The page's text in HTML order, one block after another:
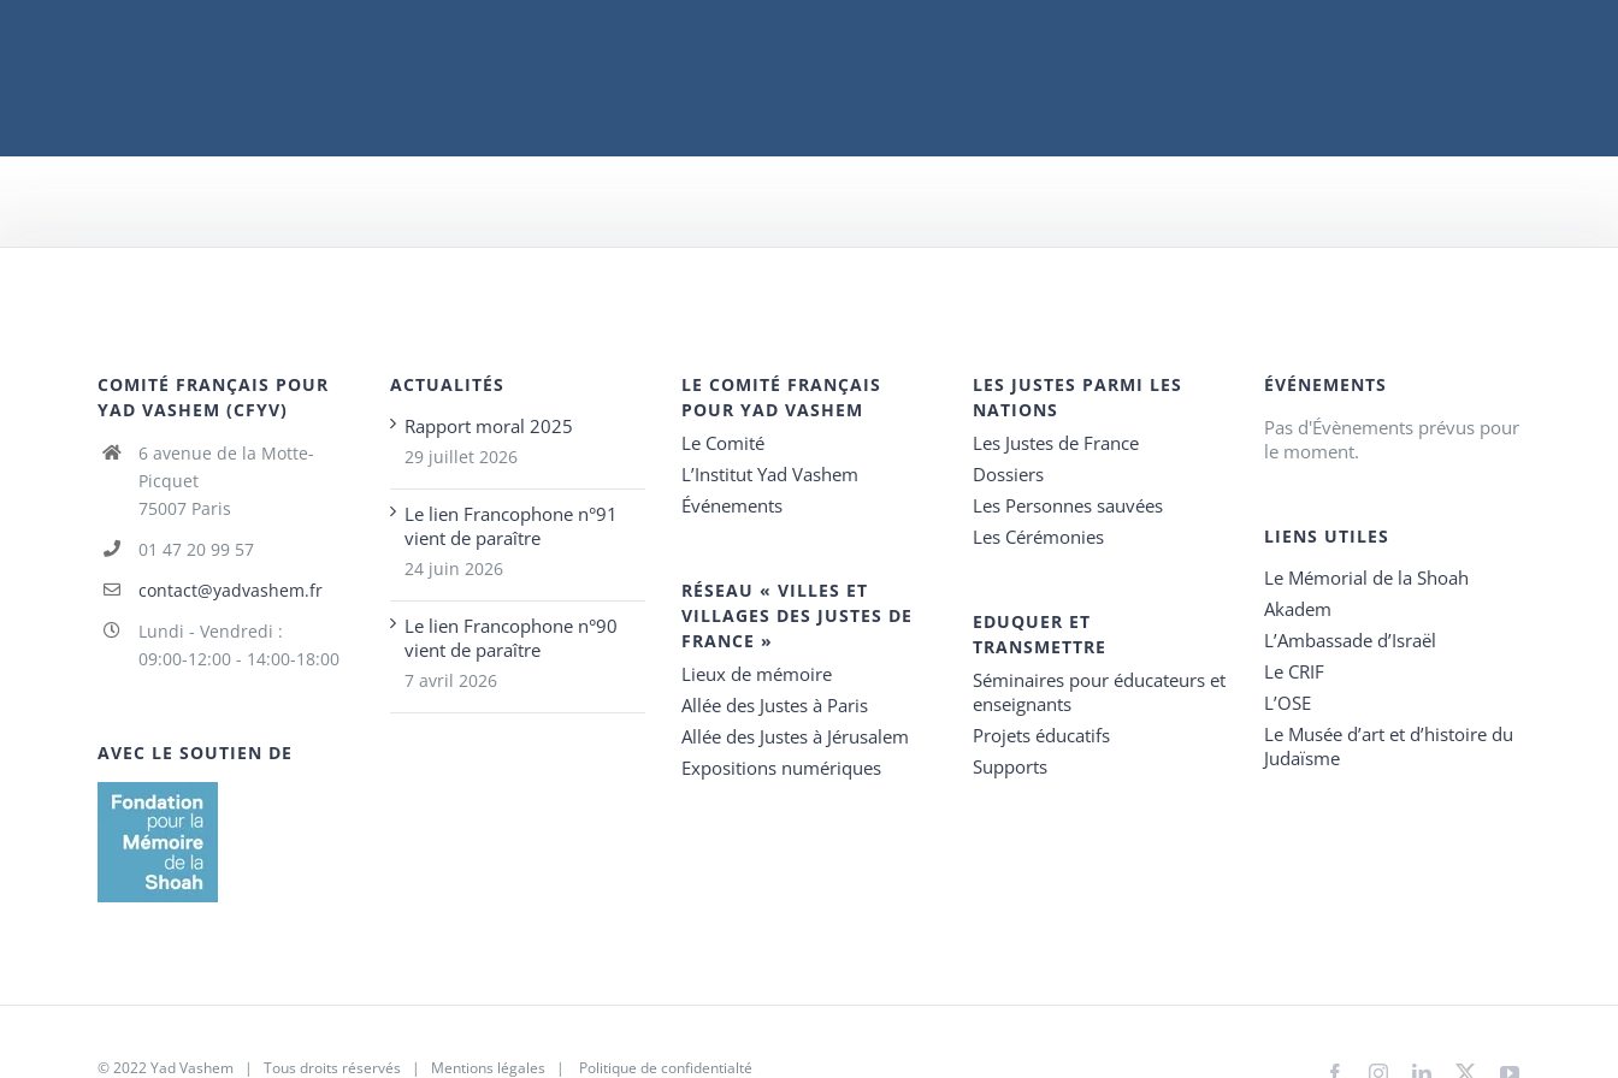
COMITÉ FRANÇAIS POUR
YAD VASHEM (CFYV)
6 avenue de la Motte-
Picquet
75007 Paris
01 47 20 99 57
contact@yadvashem.fr
Lundi - Vendredi :
09:00-12:00 - 14:00-18:00
AVEC LE SOUTIEN DE
ACTUALITÉS
Rapport moral 2025
29 juillet 2026
Le lien Francophone n°91
vient de paraître
24 juin 2026
Le lien Francophone n°90
vient de paraître
7 avril 2026
LE COMITÉ FRANÇAIS
POUR YAD VASHEM
Le Comité
L’Institut Yad Vashem
Événements
RÉSEAU « VILLES ET
VILLAGES DES JUSTES DE
FRANCE »
Lieux de mémoire
Allée des Justes à Paris
Allée des Justes à Jérusalem
Expositions numériques
LES JUSTES PARMI LES
NATIONS
Les Justes de France
Dossiers
Les Personnes sauvées
Les Cérémonies
EDUQUER ET
TRANSMETTRE
Séminaires pour éducateurs et
enseignants
Projets éducatifs
Supports
ÉVÉNEMENTS
Pas d'Évènements prévus pour
le moment.
LIENS UTILES
Le Mémorial de la Shoah
Akadem
L’Ambassade d’Israël
Le CRIF
L’OSE
Le Musée d’art et d’histoire du
Judaïsme
© 2022 Yad Vashem | Tous droits réservés | Mentions légales | Politique de confidentialté FacebookInstagramLinkedIn
X YouTube